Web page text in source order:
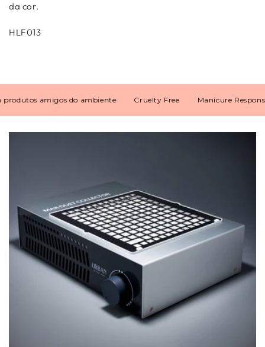
da cor.
HLF013
amigos do ambiente Cruelty Free Manicure Responsável